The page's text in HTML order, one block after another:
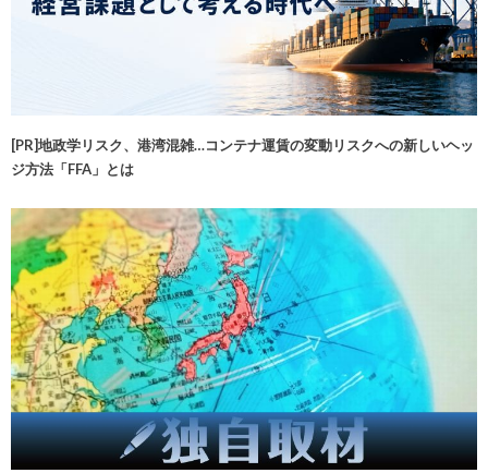
[PR]地政学リスク、港湾混雑…コンテナ運賃の変動リスクへの新しいヘッ
ジ方法「FFA」とは